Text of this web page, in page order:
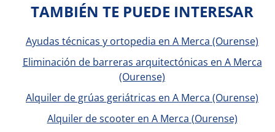
TAMBIÉN TE PUEDE INTERESAR
Ayudas técnicas y ortopedia en A Merca (Ourense)
Eliminación de barreras arquitectónicas en A Merca
(Ourense)
Alquiler de grúas geriátricas en A Merca (Ourense)
Alquiler de scooter en A Merca (Ourense)